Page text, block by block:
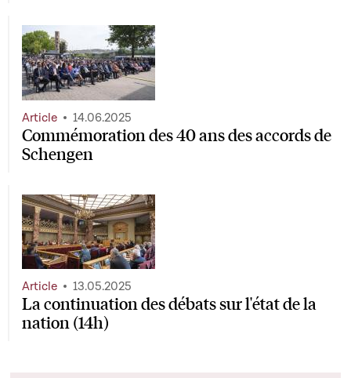
Commémoration des 40 ans des accords de
Schengen
Article 14.06.2025
La continuation des débats sur l'état de la
nation (14h)
Article 13.05.2025